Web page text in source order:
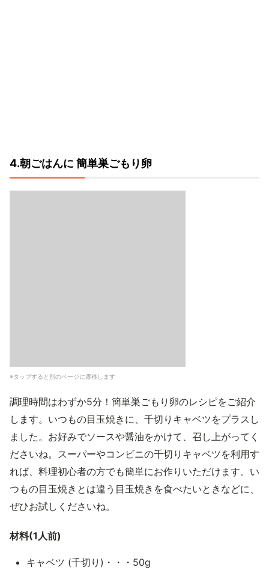
4.朝ごはんに 簡単巣ごもり卵
※タップすると別のページに遷移します
調理時間はわずか5分！簡単巣ごもり卵のレシピをご紹介
します。いつもの目玉焼きに、千切りキャベツをプラスし
ました。お好みでソースや醤油をかけて、召し上がってく
ださいね。スーパーやコンビニの千切りキャベツを利用す
れば、料理初心者の方でも簡単にお作りいただけます。い
つもの目玉焼きとは違う目玉焼きを食べたいときなどに、
ぜひお試しくださいね。
材料(1人前)
キャベツ (千切り)・・・50g